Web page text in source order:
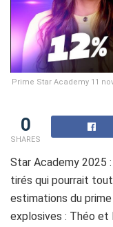
Prime Star Academy 11
0
SHARES
Star Academy 2025
tirés qui pourrait
estimations du
explosives : Théo et